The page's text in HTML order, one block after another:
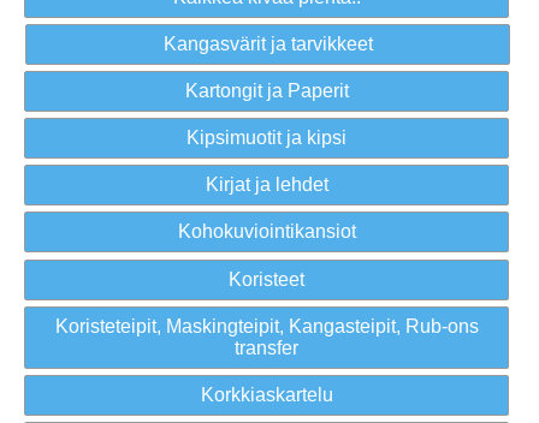
Kangasvärit ja tarvikkeet
Kartongit ja Paperit
Kipsimuotit ja kipsi
Kirjat ja lehdet
Kohokuviointikansiot
Koristeet
Koristeteipit, Maskingteipit, Kangasteipit, Rub-ons
transfer
Korkkiaskartelu